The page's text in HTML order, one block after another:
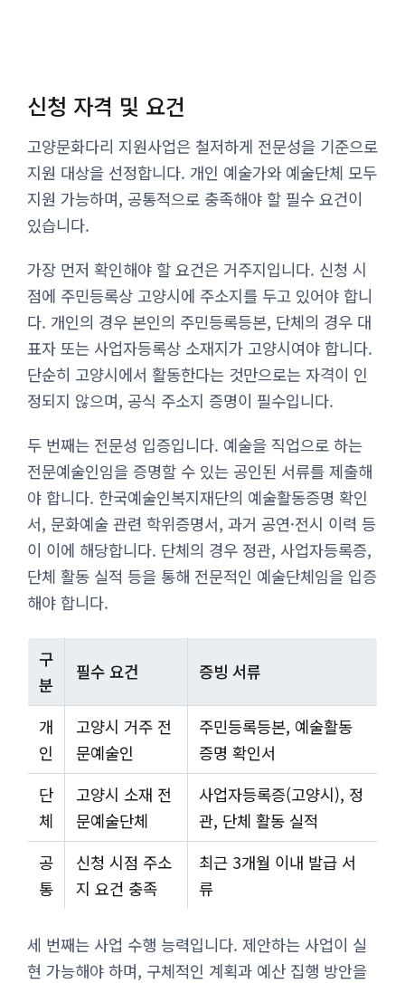
신청 자격 및 요건
고양문화다리 지원사업은 철저하게 전문성을 기준으로
지원 대상을 선정합니다. 개인 예술가와 예술단체 모두
지원 가능하며, 공통적으로 충족해야 할 필수 요건이
있습니다.
가장 먼저 확인해야 할 요건은 거주지입니다. 신청 시
점에 주민등록상 고양시에 주소지를 두고 있어야 합니
다. 개인의 경우 본인의 주민등록등본, 단체의 경우 대
표자 또는 사업자등록상 소재지가 고양시여야 합니다.
단순히 고양시에서 활동한다는 것만으로는 자격이 인
정되지 않으며, 공식 주소지 증명이 필수입니다.
두 번째는 전문성 입증입니다. 예술을 직업으로 하는
전문예술인임을 증명할 수 있는 공인된 서류를 제출해
야 합니다. 한국예술인복지재단의 예술활동증명 확인
서, 문화예술 관련 학위증명서, 과거 공연·전시 이력 등
이 이에 해당합니다. 단체의 경우 정관, 사업자등록증,
단체 활동 실적 등을 통해 전문적인 예술단체임을 입증
해야 합니다.
구
분
필수 요건 증빙 서류
개
인
고양시 거주 전
문예술인
주민등록등본, 예술활동
증명 확인서
단
체
고양시 소재 전
문예술단체
사업자등록증(고양시), 정
관, 단체 활동 실적
공
통
신청 시점 주소
지 요건 충족
최근 3개월 이내 발급 서
류
세 번째는 사업 수행 능력입니다. 제안하는 사업이 실
현 가능해야 하며, 구체적인 계획과 예산 집행 방안을